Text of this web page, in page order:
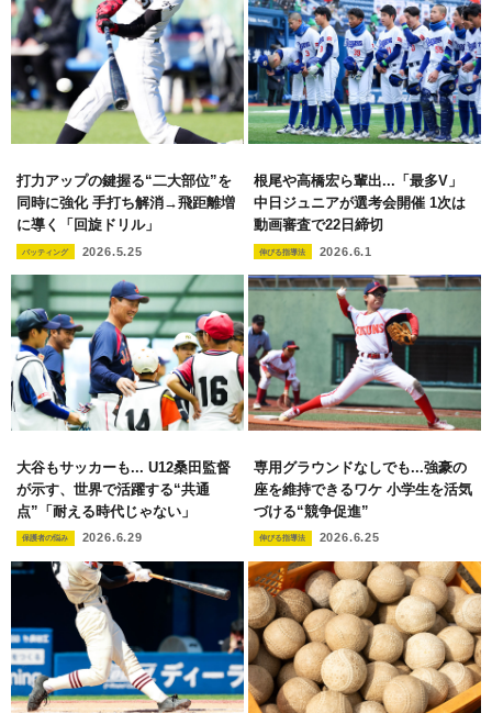
打力アップの鍵握る“二大部位”を
同時に強化 手打ち解消→飛距離増
に導く「回旋ドリル」
バッティング 2026.5.25
根尾や高橋宏ら輩出...「最多V」
中日ジュニアが選考会開催 1次は
動画審査で22日締切
伸びる指導法 2026.6.1
大谷もサッカーも... U12桑田監督
が示す、世界で活躍する“共通
点”「耐える時代じゃない」
保護者の悩み 2026.6.29
専用グラウンドなしでも...強豪の
座を維持できるワケ 小学生を活気
づける“競争促進”
伸びる指導法 2026.6.25